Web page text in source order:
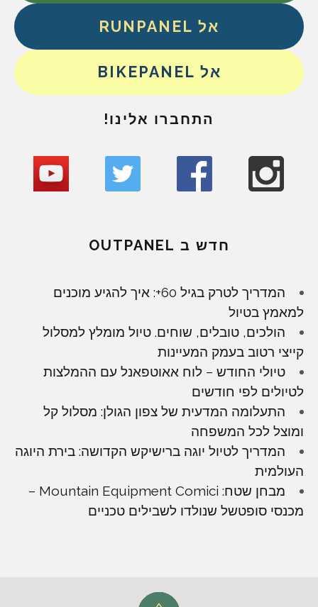
אל RUNPANEL
אל BIKEPANEL
התחברו אלינו!
חדש ב OUTPANEL
המדריך לטרק בגיל 60+: איך להגיע מוכנים
למאמץ בטיול
הולכים, טובלים, שוחים. טיול מומלץ למסלול
קייצי רטוב בעמק המעיינות
טיולי החודש – לוח אאוטפאנל עם ההמלצות
לטיולים לפי חודשים
התעלומה המדעית של צפון הגולן: מסלול קל
ומוצל לכל המשפחה
המדריך לטיול יוגה ברישיקש הקדושה: בירת היוגה
העולמית
מבחן שטח: Mountain Equipment Comici –
מכנסי סופטשל שנולדו לשבילים טכניים